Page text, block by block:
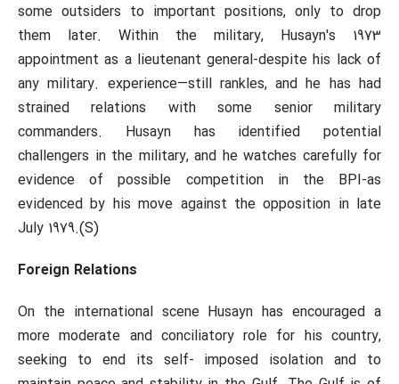
some outsiders to important positions, only to drop
them later. Within the military, Husayn's 1973
appointment as a lieutenant general-despite his lack of
any military. experience—still rankles, and he has had
strained relations with some senior military
commanders. Husayn has identified potential
challengers in the military, and he watches carefully for
evidence of possible competition in the BPI-as
evidenced by his move against the opposition in late
July 1979.(S)
Foreign Relations
On the international scene Husayn has encouraged a
more moderate and conciliatory role for his country,
seeking to end its self- imposed isolation and to